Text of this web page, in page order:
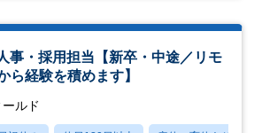
事・採用担当【新卒・中途／リモ
ら経験を積めます】
ルド